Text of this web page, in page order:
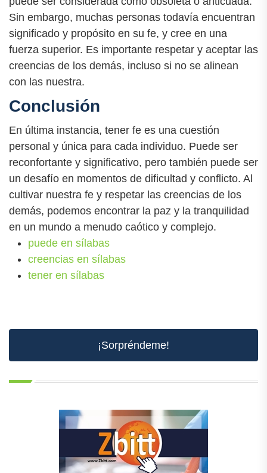
Sin embargo, muchas personas todavía encuentran
significado y propósito en su fe, y cree en una
fuerza superior. Es importante respetar y aceptar las
creencias de los demás, incluso si no se alinean
con las nuestra.
Conclusión
En última instancia, tener fe es una cuestión
personal y única para cada individuo. Puede ser
reconfortante y significativo, pero también puede ser
un desafío en momentos de dificultad y conflicto. Al
cultivar nuestra fe y respetar las creencias de los
demás, podemos encontrar la paz y la tranquilidad
en un mundo a menudo caótico y complejo.
puede en sílabas
creencias en sílabas
tener en sílabas
¡Sorpréndeme!